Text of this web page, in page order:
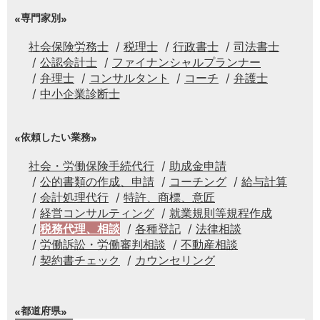
専門家別
社会保険労務士 税理士 行政書士
司法書士
公認会計士
ファイナンシャルプランナー
弁理士
コンサルタント コーチ
弁護士
中小企業診断士
依頼したい業務
社会・労働保険手続代行
助成金申請
公的書類の作成、申請
コーチング
給与計算
会計処理代行
特許、商標、意匠
経営コンサルティング
就業規則等規程作成
税務代理、相談
各種登記
法律相談
労働訴訟・労働審判相談
不動産相談
契約書チェック
カウンセリング
都道府県